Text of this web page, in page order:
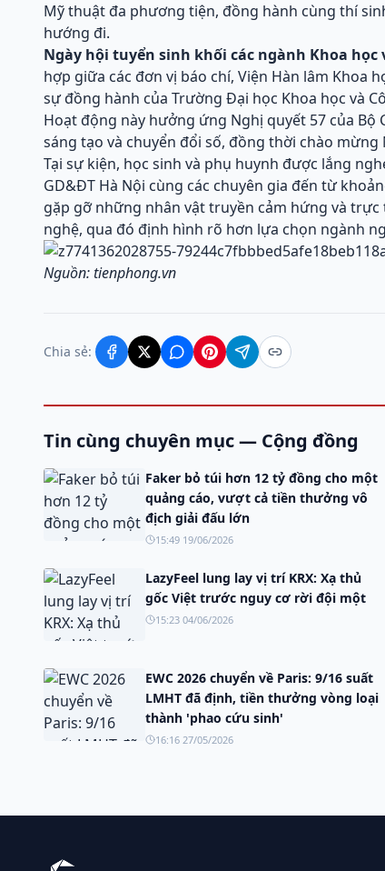
Mỹ thuật đa phương tiện, đồng hành cùng thí
hướng đi.
Ngày hội tuyển sinh khối các ngành Khoa học
hợp giữa các đơn vị báo chí, Viện Hàn lâm Khoa
sự đồng hành của Trường Đại học Khoa học và
Hoạt động này hưởng ứng Nghị quyết 57 của
sáng tạo và chuyển đổi số, đồng thời chào mừng
Tại sự kiện, học sinh và phụ huynh được lắng
GD&ĐT Hà Nội cùng các chuyên gia đến từ
gặp gỡ những nhân vật truyền cảm hứng và
nghệ, qua đó định hình rõ hơn lựa chọn ngành
Nguồn: tienphong.vn
Chia sẻ:
Tin cùng chuyên mục — Cộng đồng
Faker bỏ túi hơn 12 tỷ đồng cho một
quảng cáo, vượt cả tiền thưởng vô
địch giải đấu lớn
15:49 19/06/2026
LazyFeel lung lay vị trí KRX: Xạ thủ
gốc Việt trước nguy cơ rời đội một
15:23 04/06/2026
EWC 2026 chuyển về Paris: 9/16 suất
LMHT đã định, tiền thưởng vòng loại
thành 'phao cứu sinh'
16:16 27/05/2026